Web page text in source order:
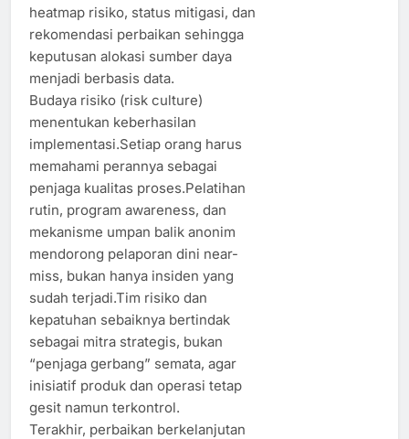
heatmap risiko, status mitigasi, dan
rekomendasi perbaikan sehingga
keputusan alokasi sumber daya
menjadi berbasis data.
Budaya risiko (risk culture)
menentukan keberhasilan
implementasi.Setiap orang harus
memahami perannya sebagai
penjaga kualitas proses.Pelatihan
rutin, program awareness, dan
mekanisme umpan balik anonim
mendorong pelaporan dini near-
miss, bukan hanya insiden yang
sudah terjadi.Tim risiko dan
kepatuhan sebaiknya bertindak
sebagai mitra strategis, bukan
“penjaga gerbang” semata, agar
inisiatif produk dan operasi tetap
gesit namun terkontrol.
Terakhir, perbaikan berkelanjutan